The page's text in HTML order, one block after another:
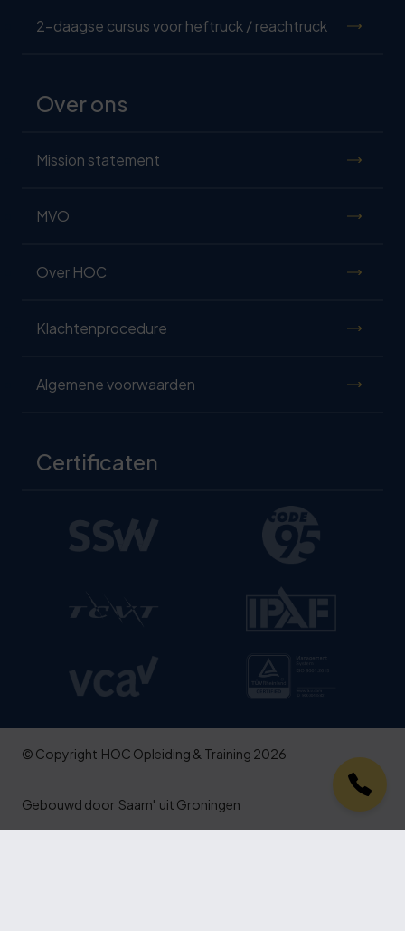
2-daagse cursus voor heftruck / reachtruck
Over ons
Mission statement
MVO
Over HOC
Klachtenprocedure
Algemene voorwaarden
Certificaten
© Copyright HOC Opleiding & Training 2026
Gebouwd door Saam' uit Groningen